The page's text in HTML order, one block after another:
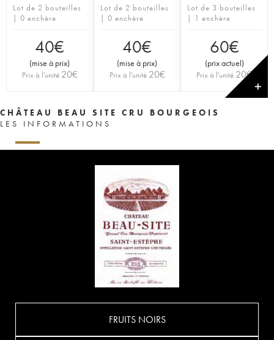
Lot de 2 bouteilles
| 0 enchère
40€
(mise à prix)
Prix à l'unité 20€
Lot de 2 bouteilles
| 0 enchère
40€
(mise à prix)
Prix à l'unité 20€
Lot de 3 bouteilles
| 1 enchère
60€
(prix actuel)
Prix à l'unité 20€
✕
CHÂTEAU BEAU SITE CRU BOURGEOIS
LES INFORMATIONS
FRUITS NOIRS